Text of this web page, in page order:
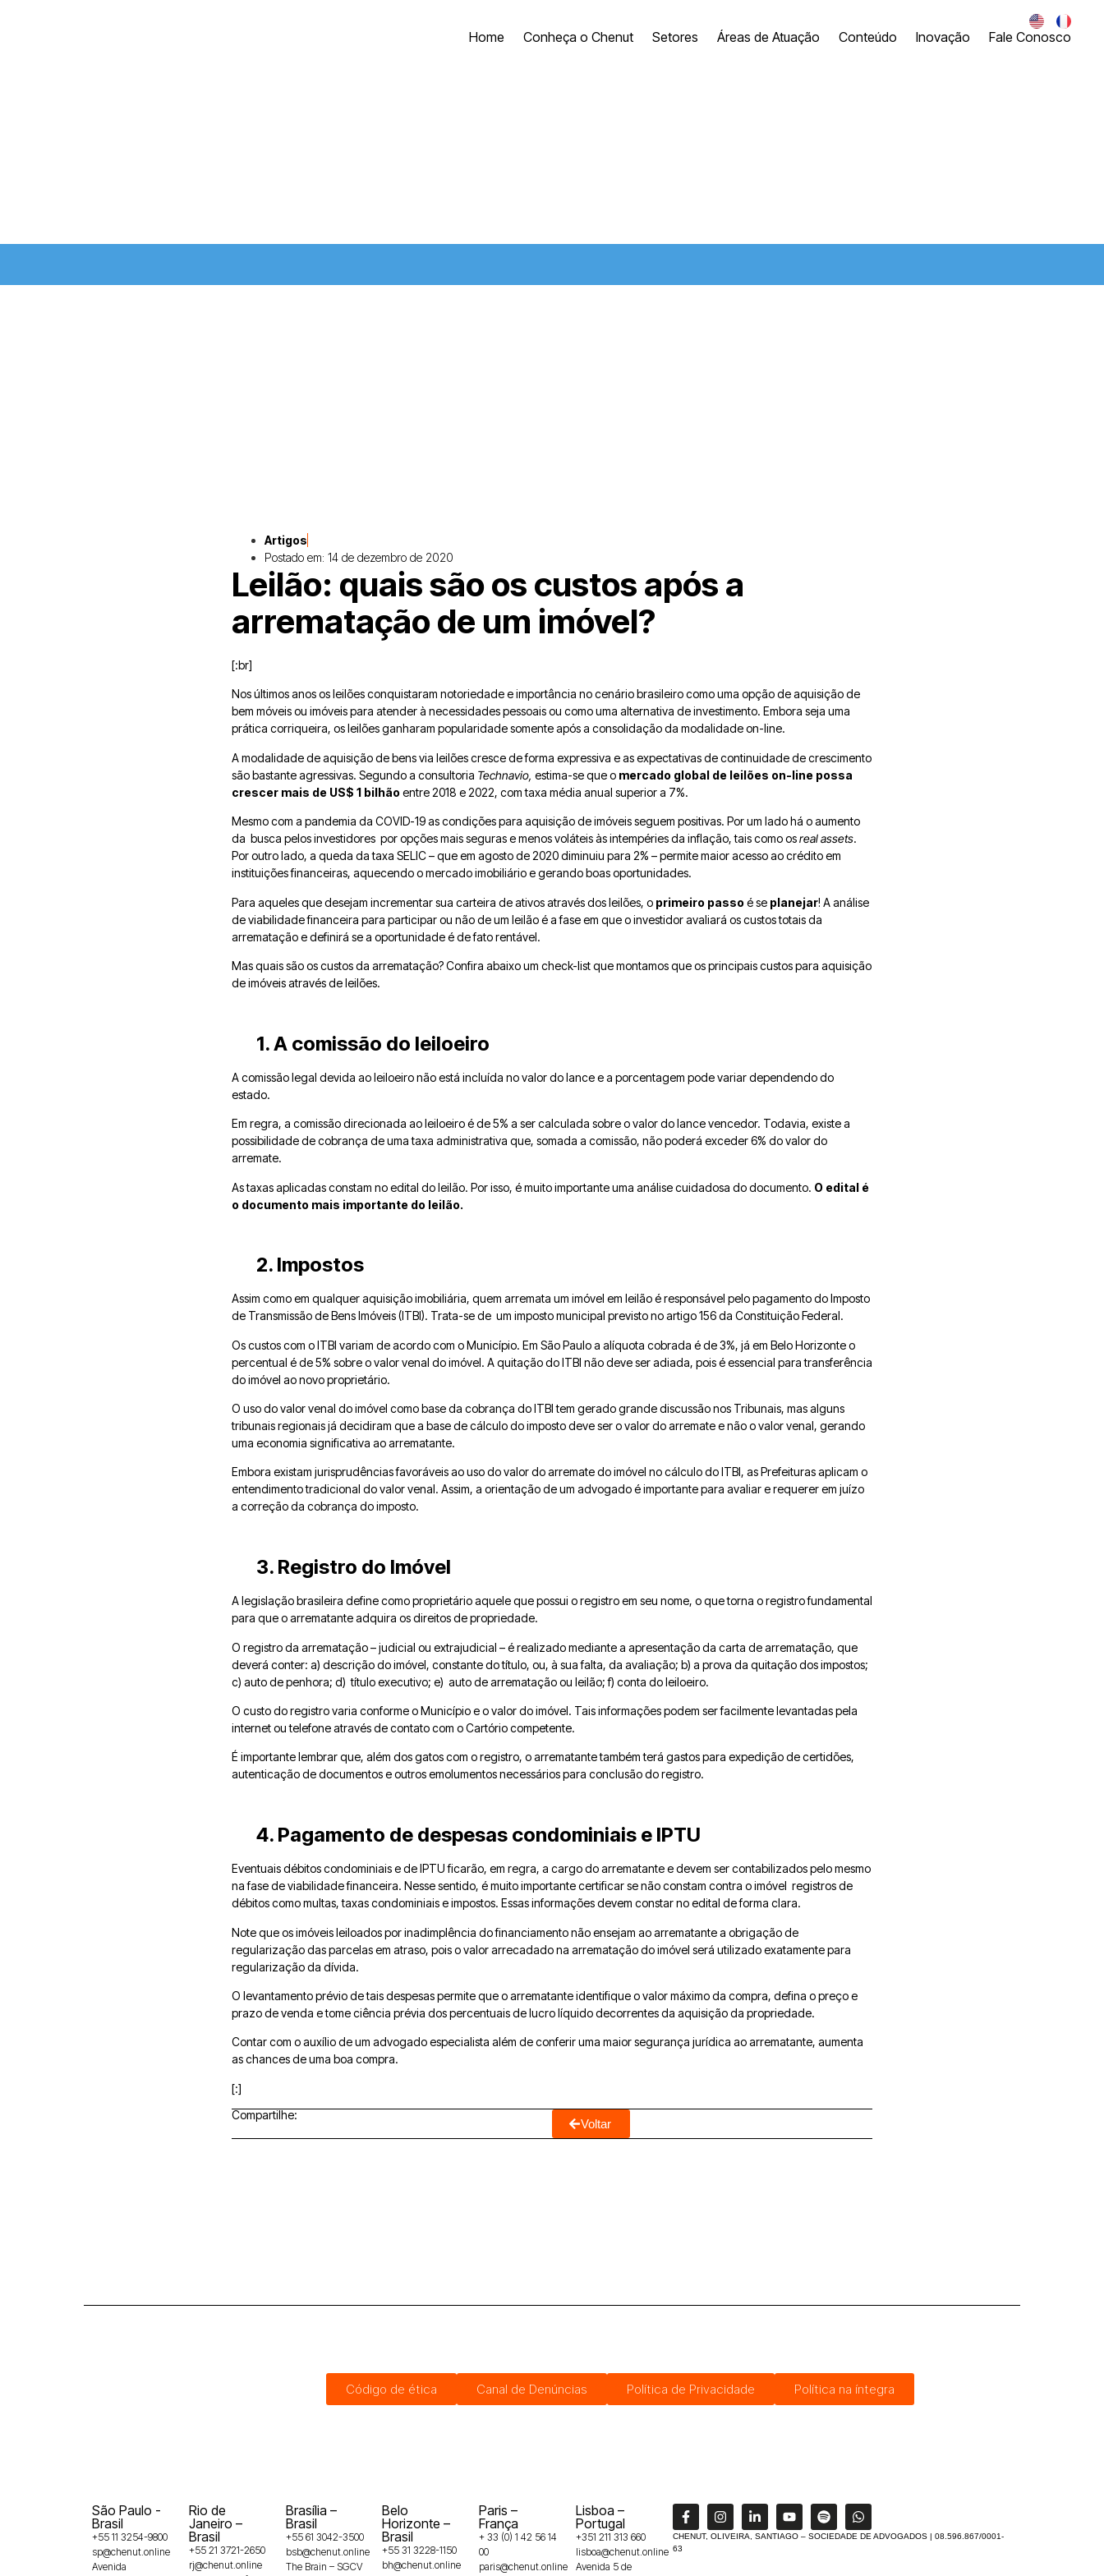
Home Conheça o Chenut Setores Áreas de Atuação Conteúdo Inovação Fale Conosco
Artigos
Postado em: 14 de dezembro de 2020
Leilão: quais são os custos após a
arrematação de um imóvel?
[:br]
Nos últimos anos os leilões conquistaram notoriedade e importância no cenário brasileiro como uma opção de aquisição de
bem móveis ou imóveis para atender à necessidades pessoais ou como uma alternativa de investimento. Embora seja uma
prática corriqueira, os leilões ganharam popularidade somente após a consolidação da modalidade on-line.
A modalidade de aquisição de bens via leilões cresce de forma expressiva e as expectativas de continuidade de crescimento
são bastante agressivas. Segundo a consultoria Technavio, estima-se que o mercado global de leilões on-line possa
crescer mais de US$ 1 bilhão entre 2018 e 2022, com taxa média anual superior a 7%.
Mesmo com a pandemia da COVID-19 as condições para aquisição de imóveis seguem positivas. Por um lado há o aumento
da busca pelos investidores por opções mais seguras e menos voláteis às intempéries da inflação, tais como osreal assets.
Por outro lado, a queda da taxa SELIC – que em agosto de 2020 diminuiu para 2% – permite maior acesso ao crédito em
instituições financeiras, aquecendo o mercado imobiliário e gerando boas oportunidades.
Para aqueles que desejam incrementar sua carteira de ativos através dos leilões, o primeiro passo é se planejar! A análise
de viabilidade financeira para participar ou não de um leilão é a fase em que o investidor avaliará os custos totais da
arrematação e definirá se a oportunidade é de fato rentável.
Mas quais são os custos da arrematação? Confira abaixo um check-list que montamos que os principais custos para aquisição
de imóveis através de leilões.
1. A comissão do leiloeiro
A comissão legal devida ao leiloeiro não está incluída no valor do lance e a porcentagem pode variar dependendo do
estado.
Em regra, a comissão direcionada ao leiloeiro é de 5% a ser calculada sobre o valor do lance vencedor. Todavia, existe a
possibilidade de cobrança de uma taxa administrativa que, somada a comissão, não poderá exceder 6% do valor do
arremate.
As taxas aplicadas constam no edital do leilão. Por isso, é muito importante uma análise cuidadosa do documento. O edital é
o documento mais importante do leilão.
2. Impostos
Assim como em qualquer aquisição imobiliária, quem arremata um imóvel em leilão é responsável pelo pagamento do Imposto
de Transmissão de Bens Imóveis (ITBI). Trata-se de um imposto municipal previsto no artigo 156 da Constituição Federal.
Os custos com o ITBI variam de acordo com o Município. Em São Paulo a alíquota cobrada é de 3%, já em Belo Horizonte o
percentual é de 5% sobre o valor venal do imóvel. A quitação do ITBI não deve ser adiada, pois é essencial para transferência
do imóvel ao novo proprietário.
O uso do valor venal do imóvel como base da cobrança do ITBI tem gerado grande discussão nos Tribunais, mas alguns
tribunais regionais já decidiram que a base de cálculo do imposto deve ser o valor do arremate e não o valor venal, gerando
uma economia significativa ao arrematante.
Embora existam jurisprudências favoráveis ao uso do valor do arremate do imóvel no cálculo do ITBI, as Prefeituras aplicam o
entendimento tradicional do valor venal. Assim, a orientação de um advogado é importante para avaliar e requerer em juízo
a correção da cobrança do imposto.
3. Registro do Imóvel
A legislação brasileira define como proprietário aquele que possui o registro em seu nome, o que torna o registro fundamental
para que o arrematante adquira os direitos de propriedade.
O registro da arrematação – judicial ou extrajudicial – é realizado mediante a apresentação da carta de arrematação, que
deverá conter: a) descrição do imóvel, constante do título, ou, à sua falta, da avaliação; b) a prova da quitação dos impostos;
c) auto de penhora; d) título executivo; e) auto de arrematação ou leilão; f) conta do leiloeiro.
O custo do registro varia conforme o Município e o valor do imóvel. Tais informações podem ser facilmente levantadas pela
internet ou telefone através de contato com o Cartório competente.
É importante lembrar que, além dos gatos com o registro, o arrematante também terá gastos para expedição de certidões,
autenticação de documentos e outros emolumentos necessários para conclusão do registro.
4. Pagamento de despesas condominiais e IPTU
Eventuais débitos condominiais e de IPTU ficarão, em regra, a cargo do arrematante e devem ser contabilizados pelo mesmo
na fase de viabilidade financeira. Nesse sentido, é muito importante certificar se não constam contra o imóvel registros de
débitos como multas, taxas condominiais e impostos. Essas informações devem constar no edital de forma clara.
Note que os imóveis leiloados por inadimplência do financiamento não ensejam ao arrematante a obrigação de
regularização das parcelas em atraso, pois o valor arrecadado na arrematação do imóvel será utilizado exatamente para
regularização da dívida.
O levantamento prévio de tais despesas permite que o arrematante identifique o valor máximo da compra, defina o preço e
prazo de venda e tome ciência prévia dos percentuais de lucro líquido decorrentes da aquisição da propriedade.
Contar com o auxílio de um advogado especialista além de conferir uma maior segurança jurídica ao arrematante, aumenta
as chances de uma boa compra.
[:]
Compartilhe:
Voltar
Código de ética Canal de Denúncias Política de Privacidade Política na íntegra
São Paulo -
Brasil
+55 11 3254-9800
sp@chenut.online
Avenida
Rio de
Janeiro –
Brasil
+55 21 3721-2650
rj@chenut.online
Brasília –
Brasil
+55 61 3042-3500
bsb@chenut.online
The Brain – SGCV
Belo
Horizonte –
Brasil
+55 31 3228-1150
bh@chenut.online
Paris –
França
+ 33 (0) 1 42 56 14
00
paris@chenut.online
Lisboa –
Portugal
+351 211 313 660
lisboa@chenut.online
Avenida 5 de
CHENUT, OLIVEIRA, SANTIAGO – SOCIEDADE DE ADVOGADOS | 08.596.867/0001-
63